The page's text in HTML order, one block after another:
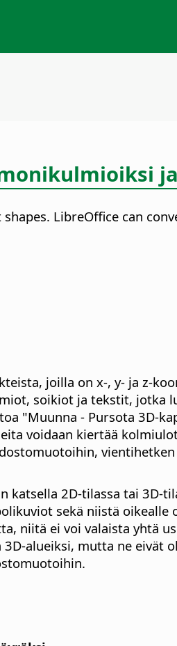
LibreOffice can
joilla on x-, y- ja z-
soikiot ja tekstit, jotka
"Muunna - Pursota 3D-
voidaan kiertää
2D-tilassa tai 3D-
sekä niistä
niitä ei voi valaista yhtä
alueiksi, mutta ne